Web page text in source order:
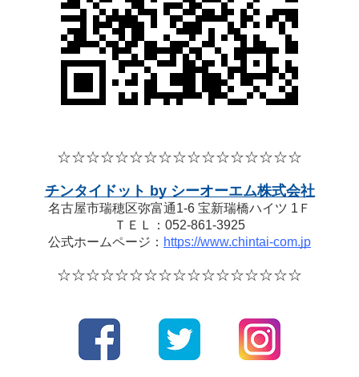
☆☆☆☆☆☆☆☆☆☆☆☆☆☆☆☆☆
チンタイドット by シーオーエム株式会社
名古屋市瑞穂区弥富通1-6 宝新瑞橋ハイツ 1Ｆ
ＴＥＬ：052-861-3925
公式ホームページ： https://www.chintai-com.jp
☆☆☆☆☆☆☆☆☆☆☆☆☆☆☆☆☆